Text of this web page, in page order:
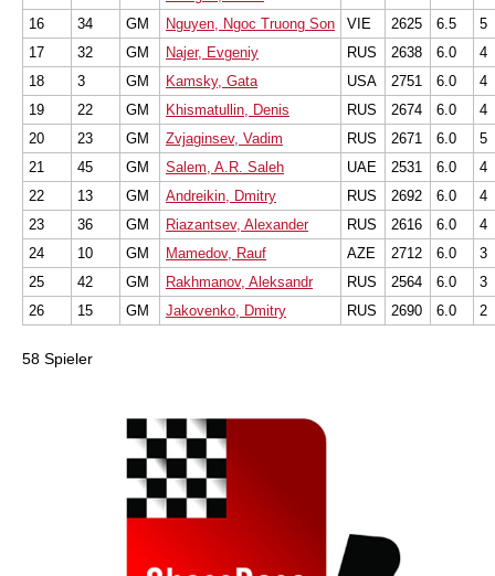
16
34 GM Nguyen, Ngoc Truong Son VIE 2625 6.5
5
17
32 GM Najer, Evgeniy RUS 2638 6.0
4
18
3 GM Kamsky, Gata USA 2751 6.0
4
19
22 GM Khismatullin, Denis RUS 2674 6.0
4
20
23 GM Zvjaginsev, Vadim RUS 2671 6.0
5
21
45 GM Salem, A.R. Saleh UAE 2531 6.0
4
22
13 GM Andreikin, Dmitry RUS 2692 6.0
4
23
36 GM Riazantsev, Alexander RUS 2616 6.0
4
24
10 GM Mamedov, Rauf AZE 2712 6.0
3
25
42 GM Rakhmanov, Aleksandr RUS 2564 6.0
3
26
15 GM Jakovenko, Dmitry RUS 2690 6.0 2
58 Spieler